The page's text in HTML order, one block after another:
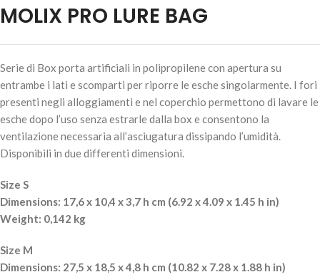
MOLIX PRO LURE BAG
Serie di Box porta artificiali in polipropilene con apertura su
entrambe i lati e scomparti per riporre le esche singolarmente. I fori
presenti negli alloggiamenti e nel coperchio permettono di lavare le
esche dopo l’uso senza estrarle dalla box e consentono la
ventilazione necessaria all’asciugatura dissipando l’umidità.
Disponibili in due differenti dimensioni.
Size S
Dimensions: 17,6 x 10,4 x 3,7 h cm (6.92 x 4.09 x 1.45 h in)
Weight: 0,142 kg
Size M
Dimensions: 27,5 x 18,5 x 4,8 h cm (10.82 x 7.28 x 1.88 h in)